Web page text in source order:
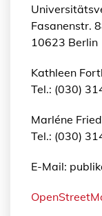
Fasanenstr.
10623 Berlin
Kathleen
Tel.: (030)
Marléne
Tel.: (030)
E-Mail: